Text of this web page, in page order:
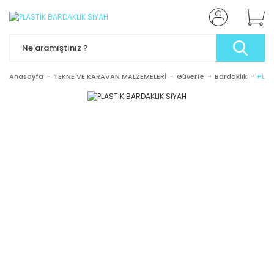
Anasayfa TEKNE VE KARAVAN MALZEMELERİ Güverte Bardaklık